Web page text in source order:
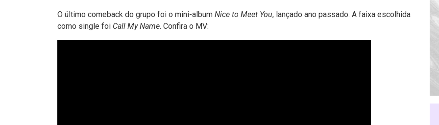
O último comeback do grupo foi o mini-album Nice to Meet You, lançado ano passado. A faixa escolhida
como single foi Call My Name. Confira o MV: